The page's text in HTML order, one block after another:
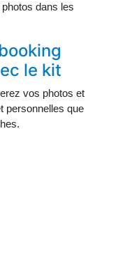
dans les
le kit
vos photos et
personnelles que